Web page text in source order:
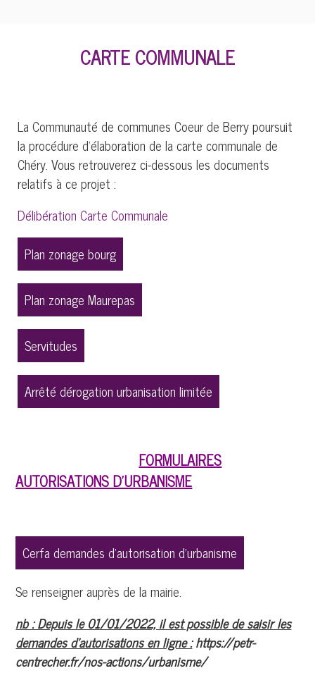
CARTE COMMUNALE
La Communauté de communes Coeur de Berry poursuit
la procédure d'élaboration de la carte communale de
Chéry. Vous retrouverez ci-dessous les documents
relatifs à ce projet :
Délibération Carte Communale
Plan zonage bourg
Plan zonage Maurepas
Servitudes
Arrêté dérogation urbanisation limitée
FORMULAIRES
AUTORISATIONS D'URBANISME
Cerfa demandes d'autorisation d'urbanisme
Se renseigner auprès de la mairie.
nb : Depuis le 01/01/2022, il est possible de saisir les
demandes d'autorisations en ligne :https://petr-
centrecher.fr/nos-actions/urbanisme/